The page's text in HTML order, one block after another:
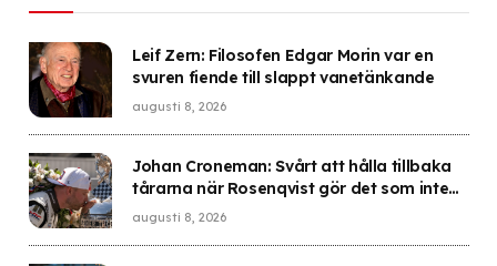
Leif Zern: Filosofen Edgar Morin var en
svuren fiende till slappt vanetänkande
augusti 8, 2026
Johan Croneman: Svårt att hålla tillbaka
tårarna när Rosenqvist gör det som inte
ska gå att göra
augusti 8, 2026